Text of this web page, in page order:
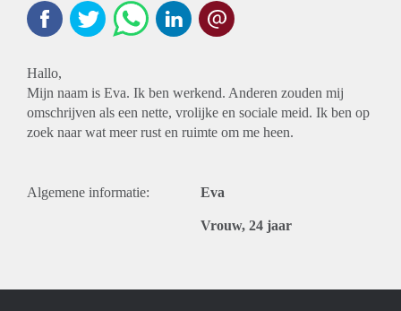
Hallo,
Mijn naam is Eva. Ik ben werkend. Anderen zouden mij
omschrijven als een nette, vrolijke en sociale meid. Ik ben op
zoek naar wat meer rust en ruimte om me heen.
Algemene informatie: Eva
Vrouw, 24 jaar